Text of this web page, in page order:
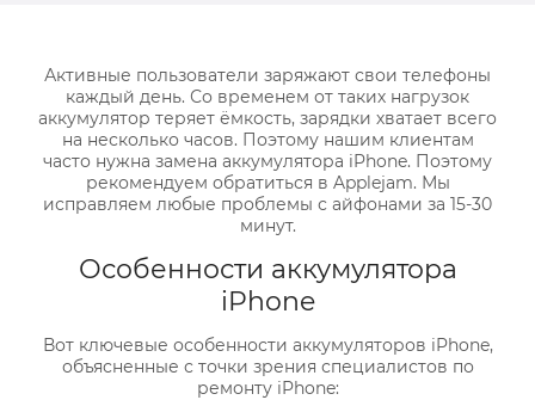
Активные пользователи заряжают свои телефоны
каждый день. Со временем от таких нагрузок
аккумулятор теряет ёмкость, зарядки хватает всего
на несколько часов. Поэтому нашим клиентам
часто нужна замена аккумулятора iPhone. Поэтому
рекомендуем обратиться в Applejam. Мы
исправляем любые проблемы с айфонами за 15-30
минут.
Особенности аккумулятора
iPhone
Вот ключевые особенности аккумуляторов iPhone,
объясненные с точки зрения специалистов по
ремонту iPhone: